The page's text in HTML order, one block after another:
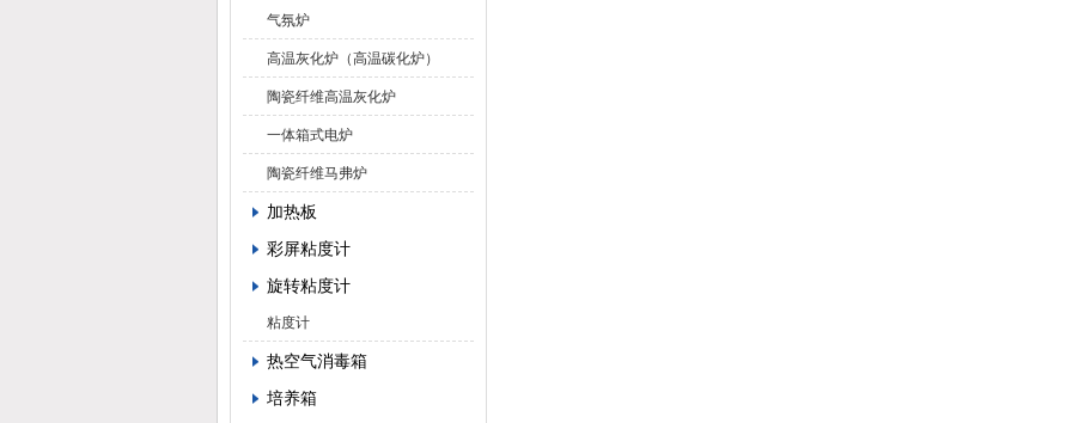
气氛炉
高温灰化炉（高温碳化炉）
陶瓷纤维高温灰化炉
一体箱式电炉
陶瓷纤维马弗炉
加热板
彩屏粘度计
旋转粘度计
粘度计
热空气消毒箱
培养箱